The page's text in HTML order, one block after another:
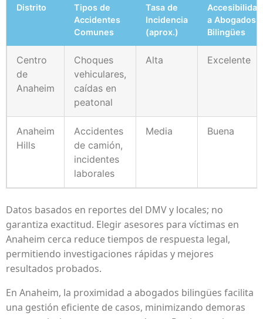
Distrito
Tipos de
Accidentes
Comunes
Tasa de
Incidencia
(aprox.)
Accesibilidad
a Abogados
Bilingües
Centro
de
Anaheim
Choques
vehiculares,
caídas en
peatonal
Alta Excelente
Anaheim
Hills
Accidentes
de camión,
incidentes
laborales
Media Buena
Datos basados en reportes del DMV y locales; no
garantiza exactitud. Elegir asesores para víctimas en
Anaheim cerca reduce tiempos de respuesta legal,
permitiendo investigaciones rápidas y mejores
resultados probados.
En Anaheim, la proximidad a abogados bilingües facilita
una gestión eficiente de casos, minimizando demoras